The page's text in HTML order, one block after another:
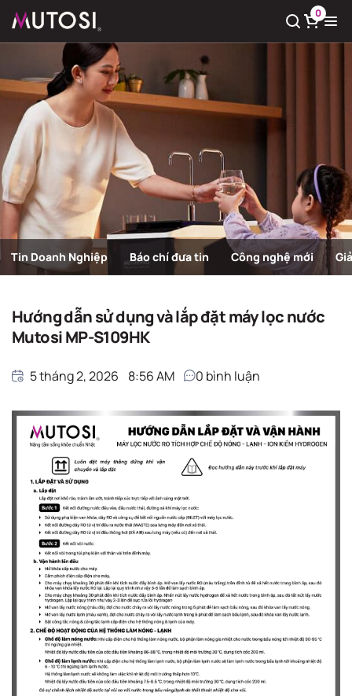
0
Có sản phẩm trong giỏ hàng
Trang chủ Hướng dẫn lắp đặt
Tin Doanh Nghiệp Báo chí đưa tin Công nghệ mới
Hướng dẫn sử dụng và lắp đặt máy lọc nước
Mutosi MP-S109HK
5 tháng 2, 2026 8:56 AM 0 bình luận